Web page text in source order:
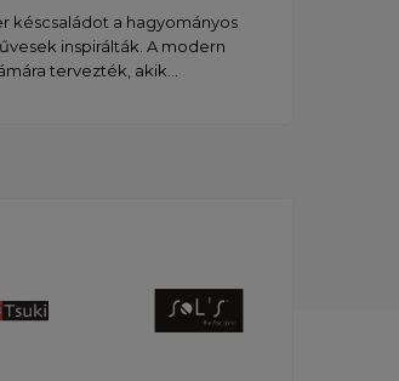
késcsaládot a hagyományos
inspirálták. A modern
tervezték, akik...